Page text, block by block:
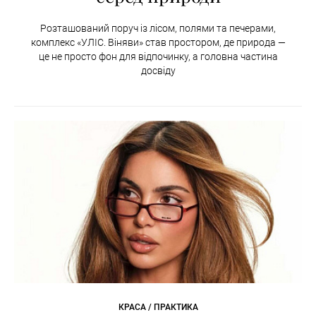
Розташований поруч із лісом, полями та печерами,
комплекс «УЛІС. Віняви» став простором, де природа —
це не просто фон для відпочинку, а головна частина
досвіду
КРАСА / ПРАКТИКА